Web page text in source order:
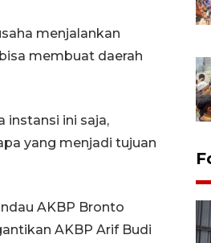
menjalankan
membuat daerah
instansi ini saja,
yang menjadi tujuan
AKBP Bronto
AKBP Arif Budi